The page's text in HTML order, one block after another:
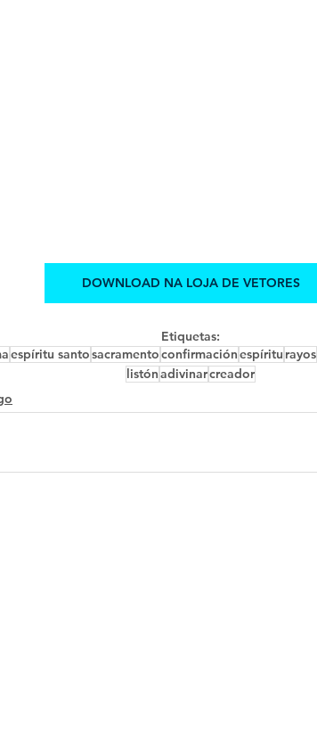
DOWNLOAD NA LOJA DE VETORES
Etiquetas:
espíritu santosacramentoconfirmaciónespíritu rayos
listónadivinarcreador